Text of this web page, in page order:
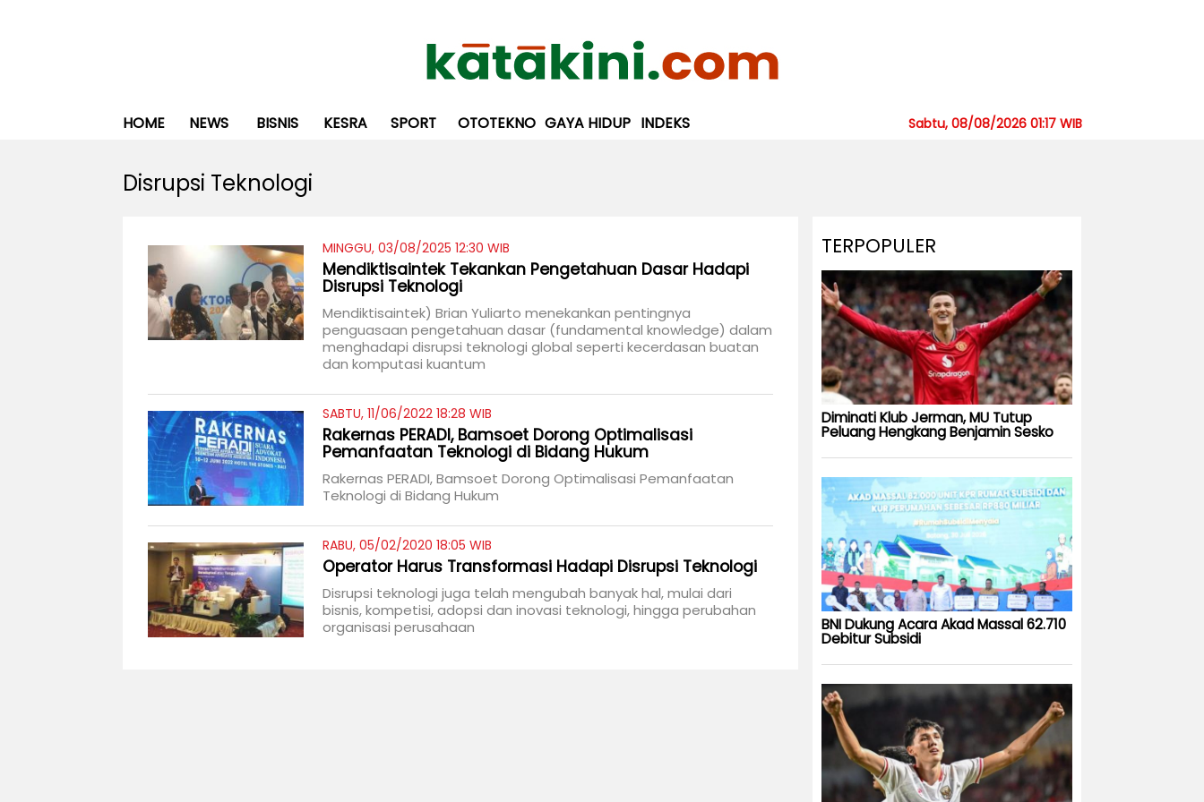
HOME NEWS BISNIS KESRA SPORT OTOTEKNO GAYA HIDUP INDEKS Sabtu, 08/08/2026 01:17 WIB
Disrupsi Teknologi
MINGGU, 03/08/2025 12:30 WIB
Mendiktisaintek Tekankan Pengetahuan Dasar Hadapi
Disrupsi Teknologi
Mendiktisaintek) Brian Yuliarto menekankan pentingnya
penguasaan pengetahuan dasar (fundamental knowledge) dalam
menghadapi disrupsi teknologi global seperti kecerdasan buatan
dan komputasi kuantum
SABTU, 11/06/2022 18:28 WIB
Rakernas PERADI, Bamsoet Dorong Optimalisasi
Pemanfaatan Teknologi di Bidang Hukum
Rakernas PERADI, Bamsoet Dorong Optimalisasi Pemanfaatan
Teknologi di Bidang Hukum
RABU, 05/02/2020 18:05 WIB
Operator Harus Transformasi Hadapi Disrupsi Teknologi
Disrupsi teknologi juga telah mengubah banyak hal, mulai dari
bisnis, kompetisi, adopsi dan inovasi teknologi, hingga perubahan
organisasi perusahaan
TERPOPULER
Diminati Klub Jerman, MU Tutup
Peluang Hengkang Benjamin Sesko
BNI Dukung Acara Akad Massal 62.710
Debitur Subsidi